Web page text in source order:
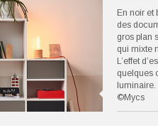
En noir et
des
gros plan
qui mixte
L’effet
quelques
luminaire.
©Mycs